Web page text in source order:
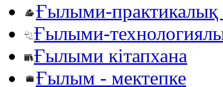
Ғылыми-практикалық
Ғылыми-
Ғылыми кітапхана
Ғылым - мектепке